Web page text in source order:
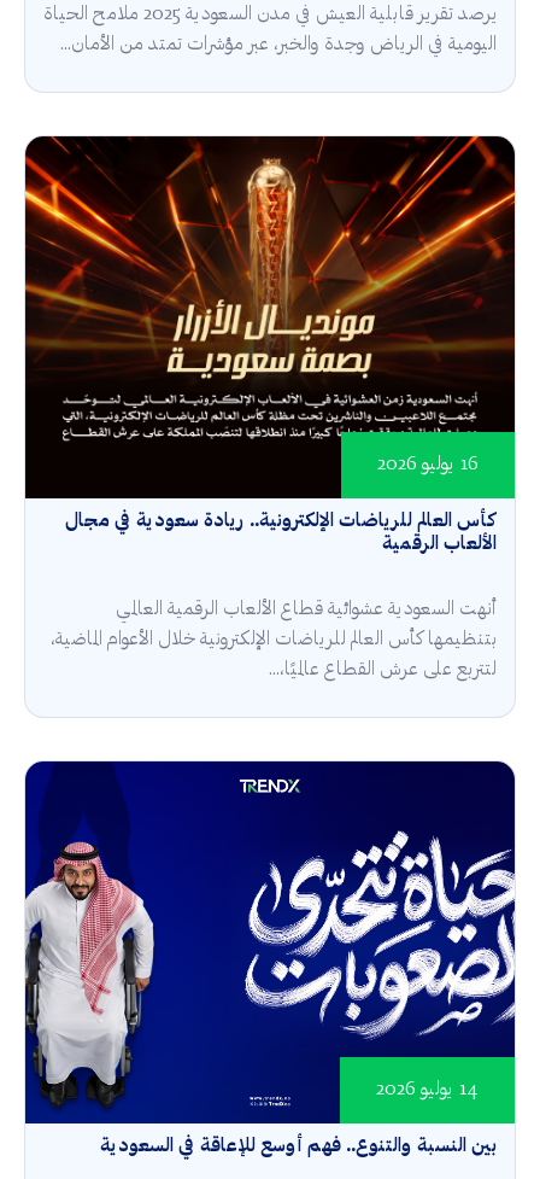
يرصد تقرير قابلية العيش في مدن السعودية 2025 ملامح الحياة
اليومية في الرياض وجدة والخبر، عبر مؤشرات تمتد من الأمان...
كأس العالم للرياضات الإلكترونية.. ريادة سعودية في مجال
الألعاب الرقمية
16 يوليو 2026
أنهت السعودية عشوائية قطاع الألعاب الرقمية العالمي
بتنظيمها كأس العالم للرياضات الإلكترونية خلال الأعوام الماضية،
لتتربع على عرش القطاع عالميًا،...
بين النسبة والتنوع.. فهم أوسع للإعاقة في السعودية
14 يوليو 2026